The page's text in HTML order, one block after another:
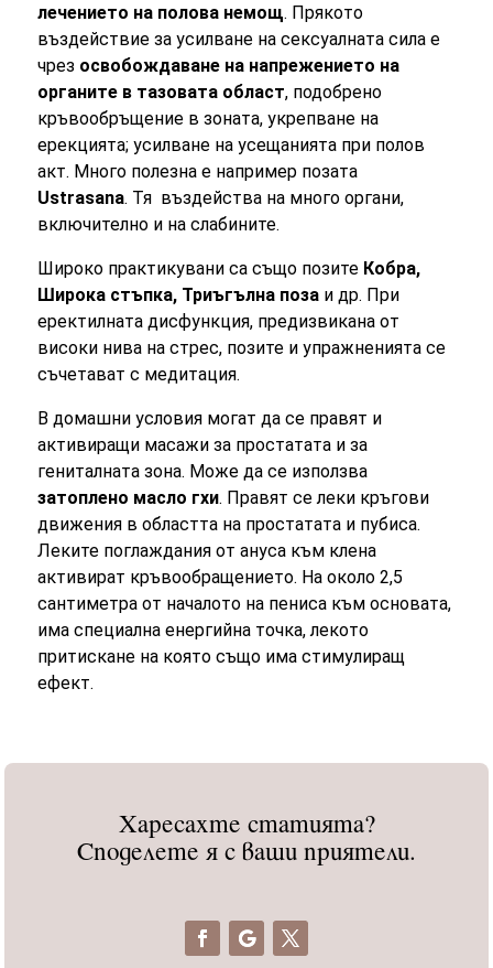
лечението на полова немощ. Прякото
въздействие за усилване на сексуалната сила е
чрез освобождаване на напрежението на
органите в тазовата област, подобрено
кръвообръщение в зоната, укрепване на
ерекцията; усилване на усещанията при полов
акт. Много полезна е например позата
Ustrasana. Тя въздейства на много органи,
включително и на слабините.
Широко практикувани са също позите Кобра,
Широка стъпка, Триъгълна поза и др. При
еректилната дисфункция, предизвикана от
високи нива на стрес, позите и упражненията се
съчетават с медитация.
В домашни условия могат да се правят и
активиращи масажи за простатата и за
гениталната зона. Може да се използва
затоплено масло гхи. Правят се леки кръгови
движения в областта на простатата и пубиса.
Леките поглаждания от ануса към клена
активират кръвообращението. На около 2,5
сантиметра от началото на пениса към основата,
има специална енергийна точка, лекото
притискане на която също има стимулиращ
ефект.
Харесахте статията?
Споделете я с ваши приятели.